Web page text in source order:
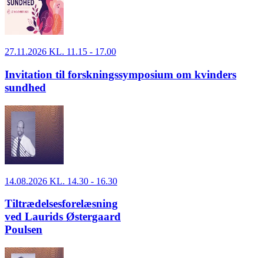
27.11.2026 KL. 11.15 - 17.00
Invitation til forskningssymposium om kvinders
sundhed
14.08.2026 KL. 14.30 - 16.30
Tiltrædelsesforelæsning
ved Laurids Østergaard
Poulsen